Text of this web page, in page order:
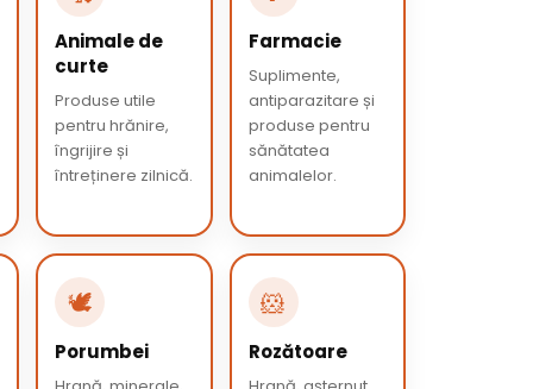
Animale de
curte
Produse utile
pentru hrănire,
îngrijire și
întreținere zilnică.
Farmacie
Suplimente,
antiparazitare și
produse pentru
sănătatea
animalelor.
🕊️
Porumbei
🐹
Rozătoare